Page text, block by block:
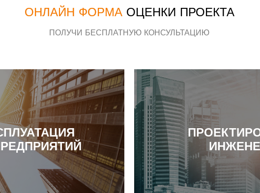
ОНЛАЙН ФОРМАОЦЕНКИ ПРОЕКТА
ПОЛУЧИ БЕСПЛАТНУЮ КОНСУЛЬТАЦИЮ